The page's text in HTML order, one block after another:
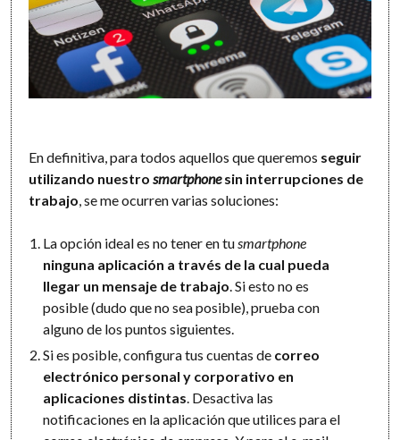
En definitiva, para todos aquellos que queremos seguir
utilizando nuestrosmartphonesin interrupciones de
trabajo , se me ocurren varias soluciones:
La opción ideal es no tener en tu smartphone
ninguna aplicación a través de la cual pueda
llegar un mensaje de trabajo . Si esto no es
posible (dudo que no sea posible), prueba con
alguno de los puntos siguientes.
Si es posible, configura tus cuentas de correo
electrónico personal y corporativo en
aplicaciones distintas . Desactiva las
notificaciones en la aplicación que utilices para el